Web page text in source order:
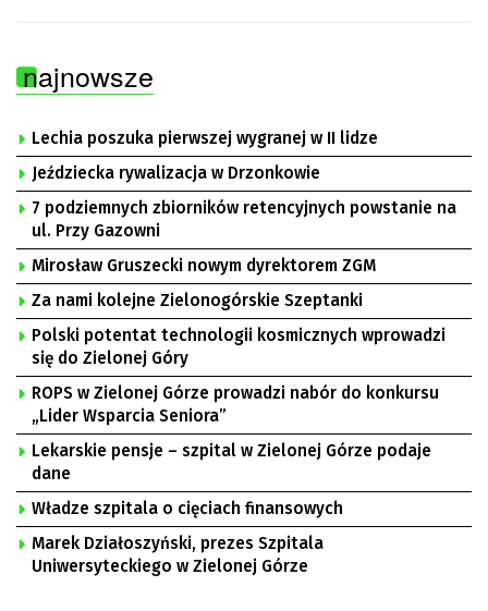
najnowsze
Lechia poszuka pierwszej wygranej w II lidze
Jeździecka rywalizacja w Drzonkowie
7 podziemnych zbiorników retencyjnych powstanie na
ul. Przy Gazowni
Mirosław Gruszecki nowym dyrektorem ZGM
Za nami kolejne Zielonogórskie Szeptanki
Polski potentat technologii kosmicznych wprowadzi
się do Zielonej Góry
ROPS w Zielonej Górze prowadzi nabór do konkursu
„Lider Wsparcia Seniora”
Lekarskie pensje – szpital w Zielonej Górze podaje
dane
Władze szpitala o cięciach finansowych
Marek Działoszyński, prezes Szpitala
Uniwersyteckiego w Zielonej Górze